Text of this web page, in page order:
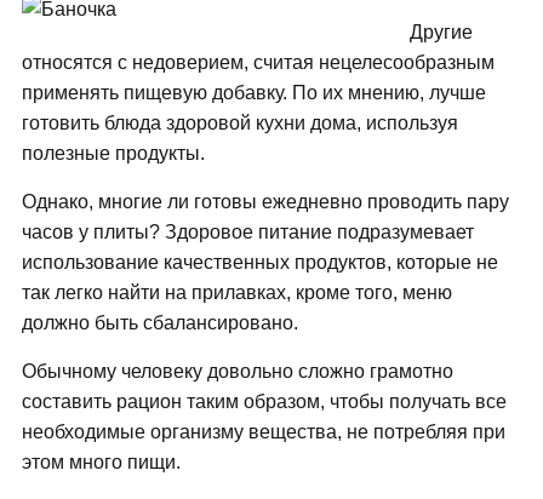
Другие
относятся с недоверием, считая нецелесообразным
применять пищевую добавку. По их мнению, лучше
готовить блюда здоровой кухни дома, используя
полезные продукты.
Однако, многие ли готовы ежедневно проводить пару
часов у плиты? Здоровое питание подразумевает
использование качественных продуктов, которые не
так легко найти на прилавках, кроме того, меню
должно быть сбалансировано.
Обычному человеку довольно сложно грамотно
составить рацион таким образом, чтобы получать все
необходимые организму вещества, не потребляя при
этом много пищи.